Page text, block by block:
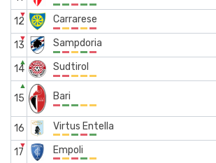
12
▼ Carrarese
13
▼ Sampdoria
14
▲ Sudtirol
15
▲
Bari
16 Virtus Entella
17
▼ Empoli